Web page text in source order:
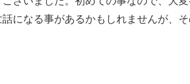
になる事があるかもしれませんが、